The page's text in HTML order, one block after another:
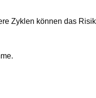
Zyklen können das